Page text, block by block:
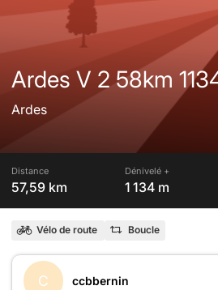
Ardes V 2 58km
Ardes
Distance
57,59 km
Dénivelé +
1 134 m
Vélo de route Boucle
C ccbbernin